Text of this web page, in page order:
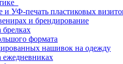
и УФ-печать пластиковых
и брендирование
брелках
формата
нашивок на одежду
ежедневниках